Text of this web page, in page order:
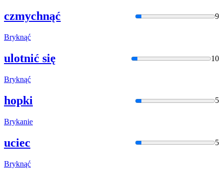
czmychnąć 9
Bryknąć
ulotnić się 10
Bryknąć
hopki 5
Brykanie
uciec 5
Bryknąć